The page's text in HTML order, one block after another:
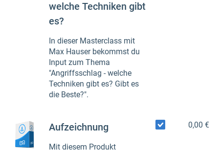
welche Techniken gibt
es?
In dieser Masterclass mit
Max Hauser bekommst du
Input zum Thema
"Angriffsschlag - welche
Techniken gibt es? Gibt es
die Beste?".
Aufzeichnung
Mit diesem Produkt
0,00 €